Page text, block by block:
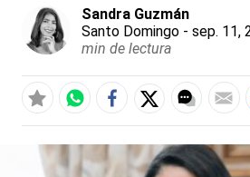
Sandra Guzmán
Santo Domingo - sep. 11,
min de lectura